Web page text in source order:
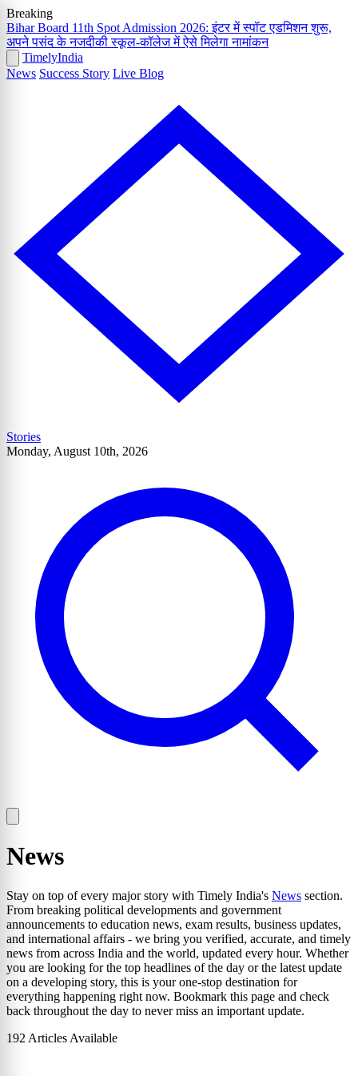
Breaking
Bihar Board 11th Spot Admission 2026: इंटर में स्पॉट एडमिशन शुरू,
अपने पसंद के नजदीकी स्कूल-कॉलेज में ऐसे मिलेगा नामांकन
TimelyIndia
News Success Story Live Blog
Stories
Monday, August 10th, 2026
News
Stay on top of every major story with Timely India's News section.
From breaking political developments and government
announcements to education news, exam results, business updates,
and international affairs - we bring you verified, accurate, and timely
news from across India and the world, updated every hour. Whether
you are looking for the top headlines of the day or the latest update
on a developing story, this is your one-stop destination for
everything happening right now. Bookmark this page and check
back throughout the day to never miss an important update.
192 Articles Available